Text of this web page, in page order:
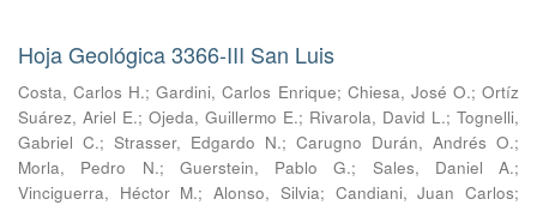
Hoja Geológica 3366-III San Luis
Costa, Carlos H.;Gardini, Carlos Enrique; Chiesa, José O.;Ortíz
Suárez, Ariel E.; Ojeda, Guillermo E.; Rivarola, David L.; Tognelli,
Gabriel C.; Strasser, Edgardo N.; Carugno Durán, Andrés O.;
Morla, Pedro N.; Guerstein, Pablo G.; Sales, Daniel A.;
Vinciguerra, Héctor M.;Alonso, Silvia; Candiani, Juan Carlos;